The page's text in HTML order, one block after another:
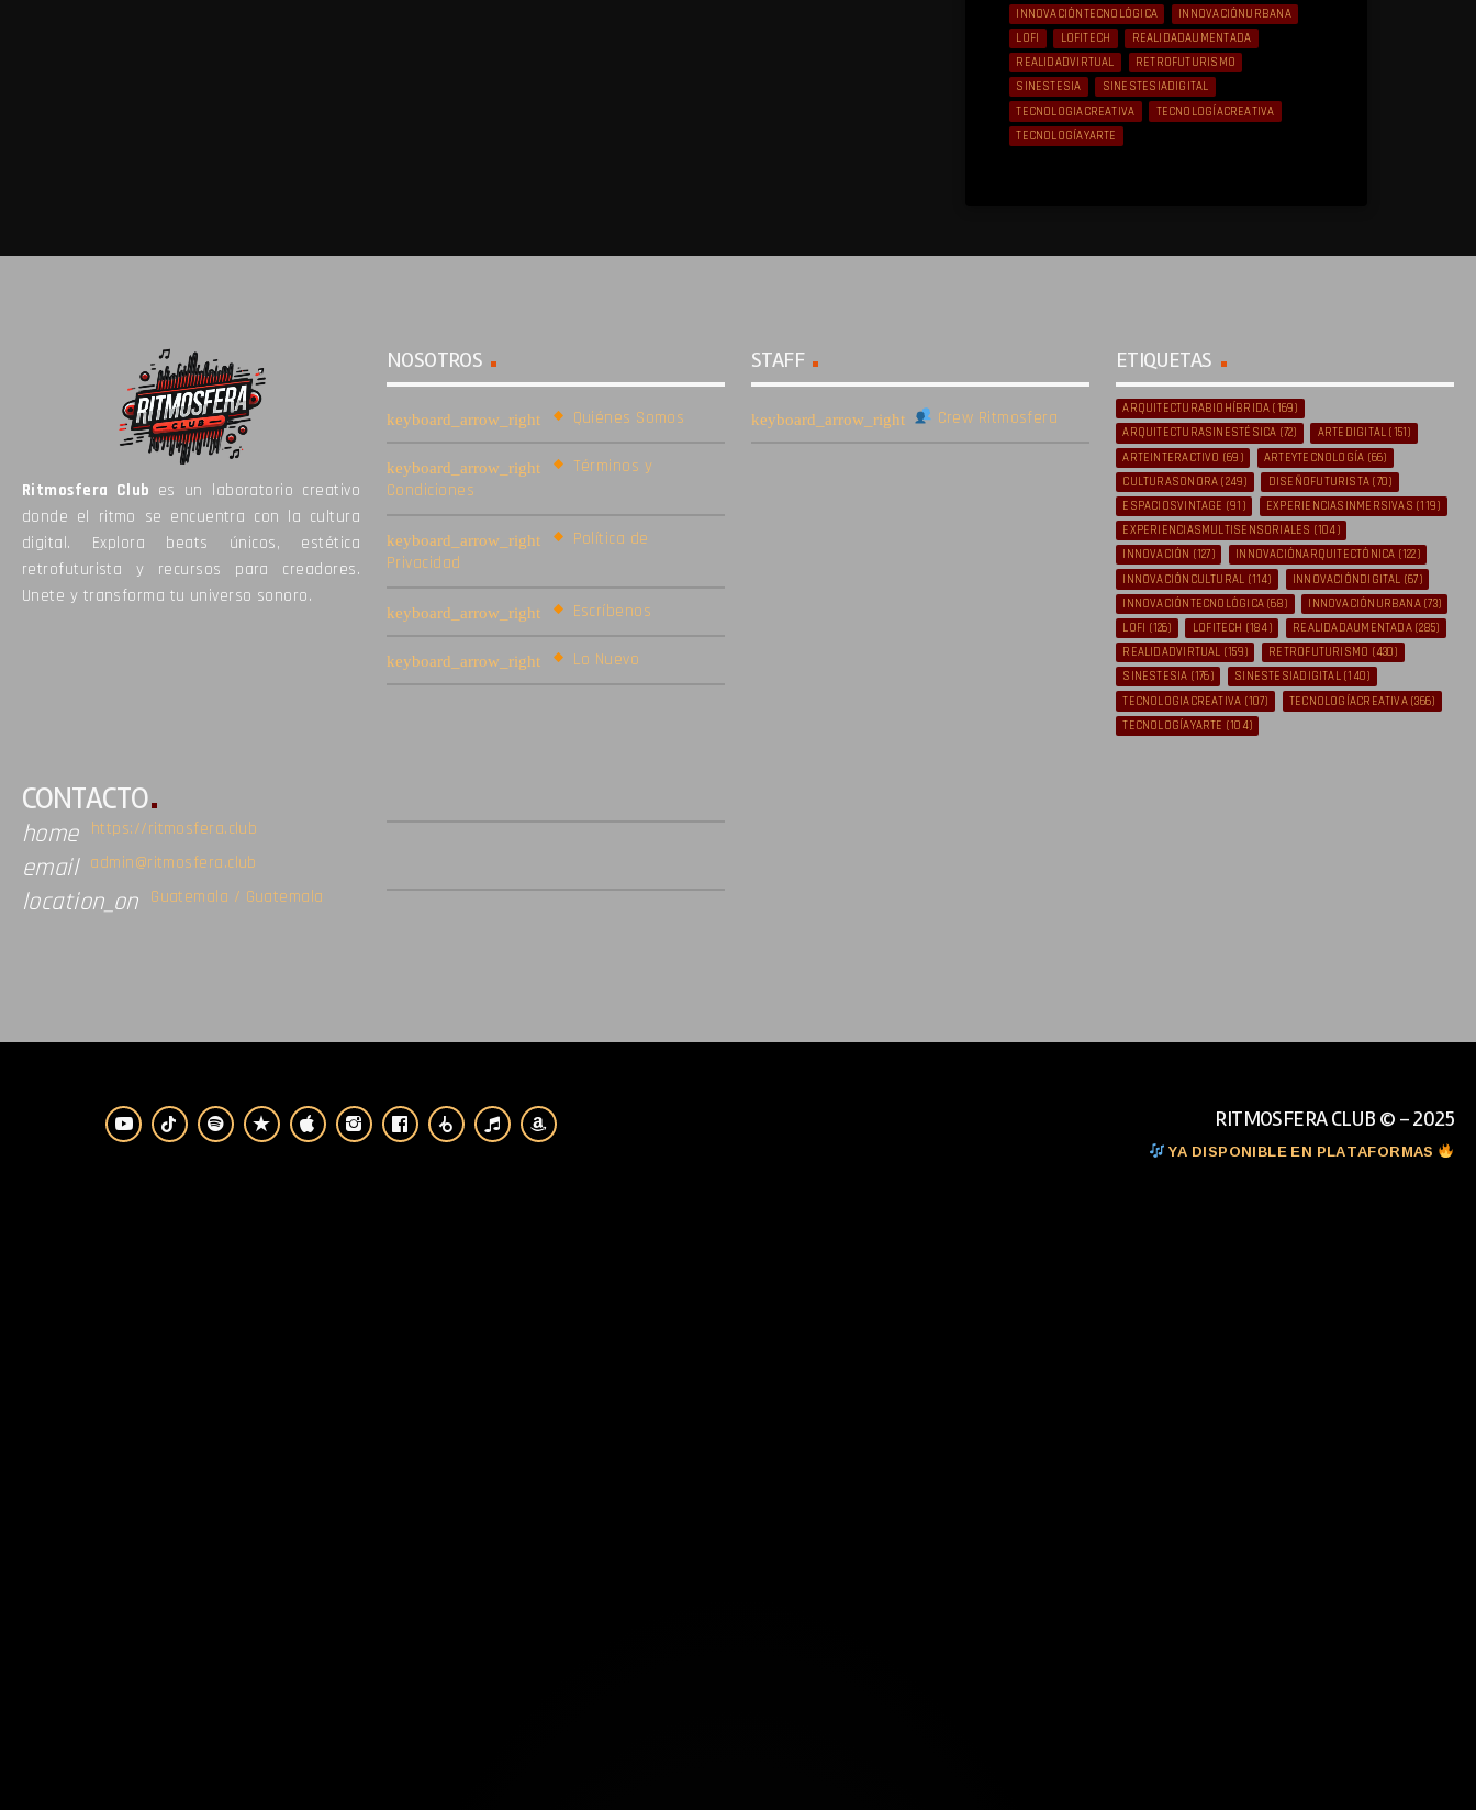
INNOVACIÓNTECNOLÓGICA
INNOVACIÓNURBANA
LOFI
LOFITECH
REALIDADAUMENTADA
REALIDADVIRTUAL
RETROFUTURISMO
SINESTESIA
SINESTESIADIGITAL
TECNOLOGIACREATIVA
TECNOLOGÍACREATIVA
TECNOLOGÍAYARTE
Ritmosfera Club es un laboratorio creativo
donde el ritmo se encuentra con la cultura
digital. Explora beats únicos, estética
retrofuturista y recursos para creadores.
Unete y transforma tu universo sonoro.
NOSOTROS
Quiénes Somos
Términos y
Condiciones
Política de
Privacidad
Escríbenos
Lo Nuevo
STAFF
Crew Ritmosfera
ETIQUETAS
ARQUITECTURABIOHÍBRIDA (169)
ARQUITECTURASINESTÉSICA (72) ARTEDIGITAL (151)
ARTEINTERACTIVO (69) ARTEYTECNOLOGÍA (66)
CULTURASONORA (249) DISEÑOFUTURISTA (70)
ESPACIOSVINTAGE (91) EXPERIENCIASINMERSIVAS (119)
EXPERIENCIASMULTISENSORIALES (104)
INNOVACIÓN (127) INNOVACIÓNARQUITECTÓNICA (122)
INNOVACIÓNCULTURAL (114) INNOVACIÓNDIGITAL (67)
INNOVACIÓNTECNOLÓGICA (68) INNOVACIÓNURBANA(73)
LOFI (126) LOFITECH (184) REALIDADAUMENTADA(285)
REALIDADVIRTUAL (159) RETROFUTURISMO (430)
SINESTESIA (176) SINESTESIADIGITAL(140)
TECNOLOGIACREATIVA (107) TECNOLOGÍACREATIVA(366)
TECNOLOGÍAYARTE (104)
CONTACTO
home https://ritmosfera.club
email admin@ritmosfera.club
location_on Guatemala / Guatemala
RITMOSFERA CLUB © - 2025
YA DISPONIBLE EN PLATAFORMAS